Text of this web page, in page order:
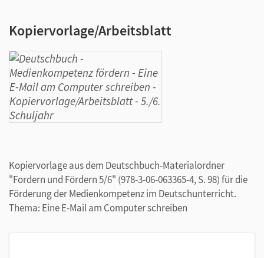
Kopiervorlage/Arbeitsblatt
Kopiervorlage aus dem Deutschbuch-Materialordner
"Fordern und Fördern 5/6" (978-3-06-063365-4, S. 98) für die
Förderung der Medienkompetenz im Deutschunterricht.
Thema: Eine E-Mail am Computer schreiben